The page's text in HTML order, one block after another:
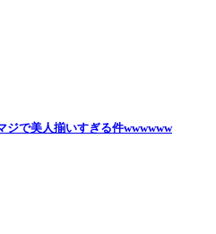
ジで美人揃いすぎる件wwwwww